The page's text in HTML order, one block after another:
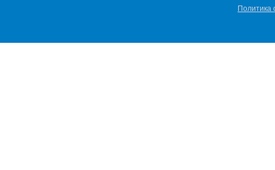
Политика